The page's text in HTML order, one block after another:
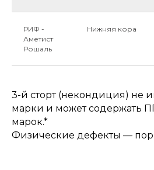
РИФ -
Аметист
Рошаль
Нижняя кора
3-й сторт (некондиция) не
марки и может содержать
марок.*
Физические дефекты —